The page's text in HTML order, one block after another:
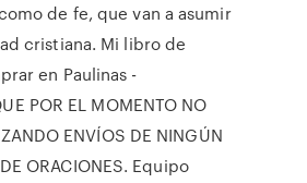
de fe, que van a asumir
cristiana. Mi libro de
en Paulinas -
POR EL MOMENTO NO
ENVÍOS DE NINGÚN
ORACIONES. Equipo